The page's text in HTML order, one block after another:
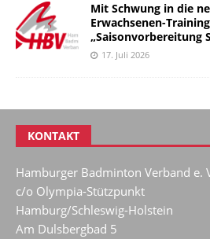
Mit Schwung in die
Erwachsenen-
„Saisonvorbereitung
17. Juli 2026
KONTAKT
Hamburger Badminton Verband e.
c/o Olympia-Stützpunkt
Hamburg/Schleswig-Holstein
Am Dulsbergbad 5